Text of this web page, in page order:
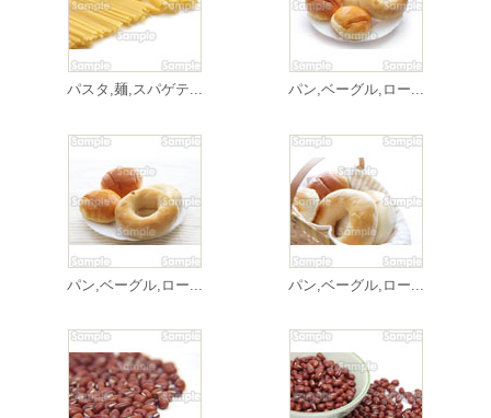
パスタ,麺,スパゲテ... パン,ベーグル,ロー...
パン,ベーグル,ロー... パン,ベーグル,ロー...